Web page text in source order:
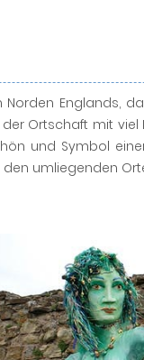
Englands,
Ortschaft mit viel
und Symbol
umliegenden